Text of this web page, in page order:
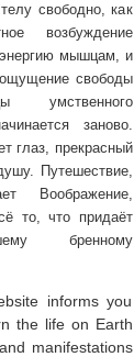
свободно, как
возбуждение
мышцам, и
свободы
умственного
заново.
глаз, прекрасный
Путешествие,
Воображение,
то, что придаёт
бренному
informs you
the life on Earth
manifestations